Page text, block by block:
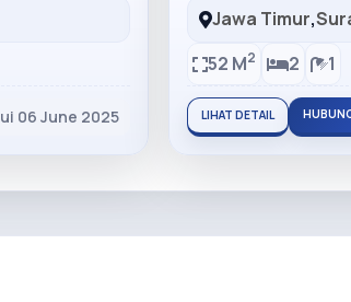
06 June 2025
Jawa Timur,
52 M2 2 1
LIHAT DETAIL